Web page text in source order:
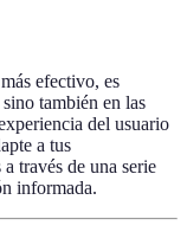
más efectivo, es
también en las
del usuario
a tus
través de una serie
informada.